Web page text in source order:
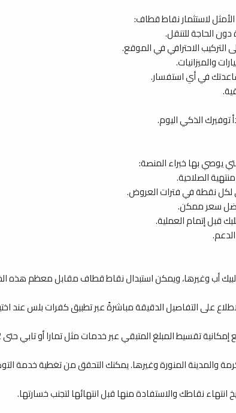
لاستثمار نقاط قطاف:
الحاجة للتنقل.
الاحترافي في الموقع.
والميزانيات.
في أي استفسار.
توفيرك الذكي اليوم.
يوصي بها خبراء المنصة:
الصلاحية.
لكل نقطة في فترات العروض.
سعر ممكن.
قبل إتمام العملية.
أب وغيرها، ويمكن استبدال نقاط قطاف مقابل معظم هذه
على التفاصيل الدقيقة مباشرةً عبر تطبيق كفرات بلس عند
تقسيط المبلغ المتبقي عبر خدمات مثل تمارا أو تابي حتى 12 شهراً.
المنورة وغيرها. يمكنك التحقق من تغطية خدمة
نقاطك والاستفادة منها قبل انتهائها لتجنب خسارتها.